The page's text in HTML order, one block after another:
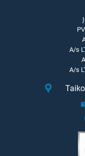
A/s
A/s